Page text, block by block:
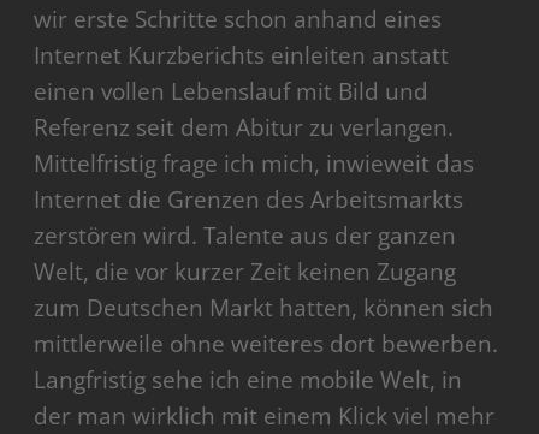
wir erste Schritte schon anhand eines
Internet Kurzberichts einleiten anstatt
einen vollen Lebenslauf mit Bild und
Referenz seit dem Abitur zu verlangen.
Mittelfristig frage ich mich, inwieweit das
Internet die Grenzen des Arbeitsmarkts
zerstören wird. Talente aus der ganzen
Welt, die vor kurzer Zeit keinen Zugang
zum Deutschen Markt hatten, können sich
mittlerweile ohne weiteres dort bewerben.
Langfristig sehe ich eine mobile Welt, in
der man wirklich mit einem Klick viel mehr